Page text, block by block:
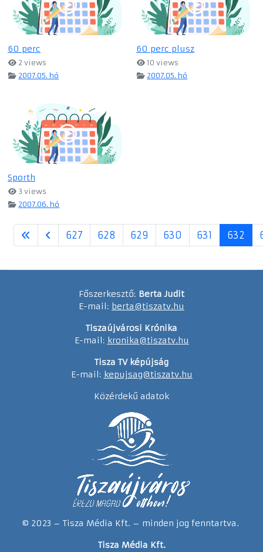
60 perc
2 views
2007.05. hó
60 perc plusz
10 views
2007.05. hó
Sporth
3 views
2007.06. hó
627 628 629 630 631 632
Főszerkesztő: Berta Judit
E-mail: berta@tiszatv.hu
Tiszaújvárosi Krónika
E-mail: kronika@tiszatv.hu
Tisza TV képújság
E-mail: kepujsag@tiszatv.hu
Közérdekű adatok
© 2023 – Tisza Média Kft. – minden jog fenntartva.
Tisza Média Kft.